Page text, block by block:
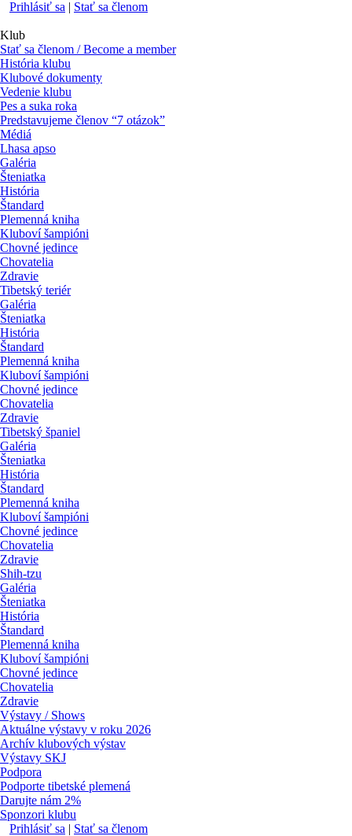
Prihlásiť sa | Stať sa členom
Klub
Stať sa členom / Become a member
História klubu
Klubové dokumenty
Vedenie klubu
Pes a suka roka
Predstavujeme členov “7 otázok”
Médiá
Lhasa apso
Galéria
Šteniatka
História
Štandard
Plemenná kniha
Kluboví šampióni
Chovné jedince
Chovatelia
Zdravie
Tibetský teriér
Galéria
Šteniatka
História
Štandard
Plemenná kniha
Kluboví šampióni
Chovné jedince
Chovatelia
Zdravie
Tibetský španiel
Galéria
Šteniatka
História
Štandard
Plemenná kniha
Kluboví šampióni
Chovné jedince
Chovatelia
Zdravie
Shih-tzu
Galéria
Šteniatka
História
Štandard
Plemenná kniha
Kluboví šampióni
Chovné jedince
Chovatelia
Zdravie
Výstavy / Shows
Aktuálne výstavy v roku 2026
Archív klubových výstav
Výstavy SKJ
Podpora
Podporte tibetské plemená
Darujte nám 2%
Sponzori klubu
Prihlásiť sa | Stať sa členom